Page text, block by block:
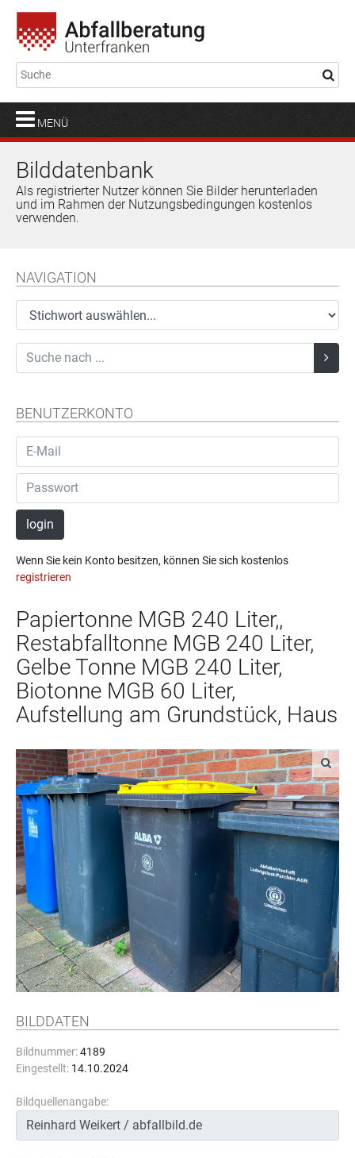
MENÜ
Bilddatenbank
Als registrierter Nutzer können Sie Bilder herunterladen
und im Rahmen der Nutzungsbedingungen kostenlos
verwenden.
NAVIGATION
BENUTZERKONTO
login
Wenn Sie kein Konto besitzen, können Sie sich kostenlos
registrieren
Papiertonne MGB 240 Liter,,
Restabfalltonne MGB 240 Liter,
Gelbe Tonne MGB 240 Liter,
Biotonne MGB 60 Liter,
Aufstellung am Grundstück, Haus
BILDDATEN
Bildnummer:4189
Eingestellt: 14.10.2024
Bildquellenangabe: